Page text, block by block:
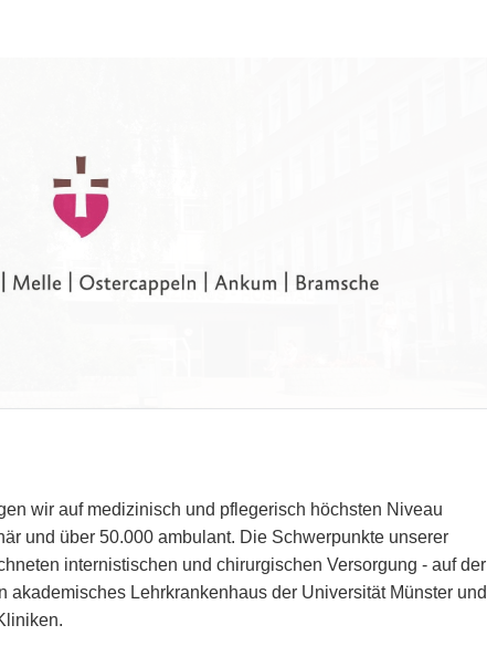
wir auf medizinisch und pflegerisch höchsten Niveau
und über 50.000 ambulant. Die Schwerpunkte unserer
internistischen und chirurgischen Versorgung - auf der
akademisches Lehrkrankenhaus der Universität Münster und